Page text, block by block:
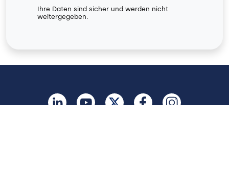
Ihre Daten sind sicher und werden nicht
weitergegeben.